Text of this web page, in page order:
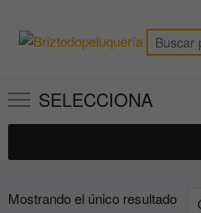
contenido
SELECCIONA
Mostrando el único resultado